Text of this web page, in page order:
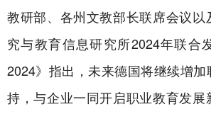
教研部、各州文教部长联席会议
究与教育信息研究所2024年联合
2024》指出，未来德国将继续增
持，与企业一同开启职业教育发